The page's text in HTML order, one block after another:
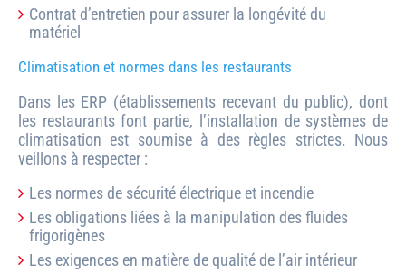
Contrat d’entretien pour assurer la longévité du
matériel
Climatisation et normes dans les restaurants
Dans les ERP (établissements recevant du public), dont
les restaurants font partie, l’installation de systèmes de
climatisation est soumise à des règles strictes. Nous
veillons à respecter :
Les normes de sécurité électrique et incendie
Les obligations liées à la manipulation des fluides
frigorigènes
Les exigences en matière de qualité de l’air intérieur